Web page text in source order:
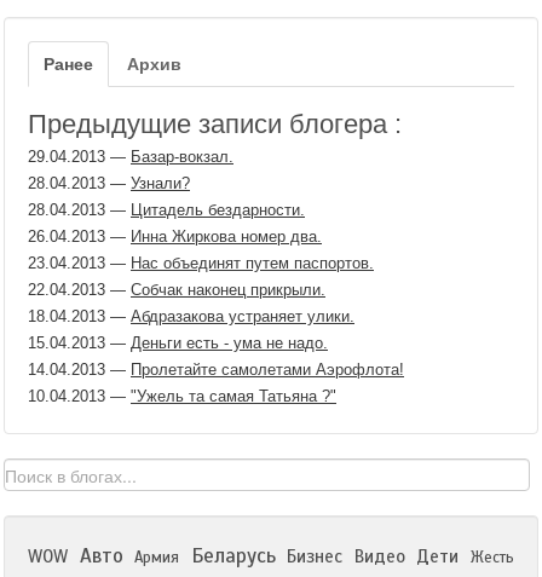
Ранее Архив
Предыдущие записи блогера :
29.04.2013 — Базар-вокзал.
28.04.2013 — Узнали?
28.04.2013 — Цитадель бездарности.
26.04.2013 — Инна Жиркова номер два.
23.04.2013 — Нас объединят путем паспортов.
22.04.2013 — Собчак наконец прикрыли.
18.04.2013 — Абдразакова устраняет улики.
15.04.2013 — Деньги есть - ума не надо.
14.04.2013 — Пролетайте самолетами Аэрофлота!
10.04.2013 — "Ужель та самая Татьяна ?"
WOW Авто Армия Беларусь Бизнес Видео Дети
Жесть